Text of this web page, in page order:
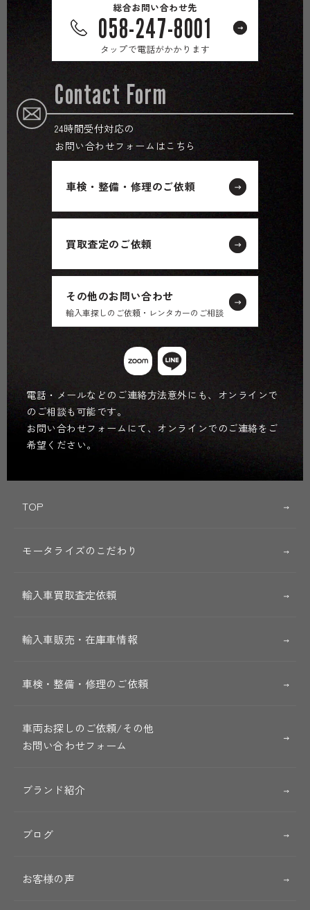
総合お問い合わせ先
058-247-8001
タップで電話がかかります
Contact Form
24時間受付対応の
お問い合わせフォームはこちら
車検・整備・修理のご依頼
買取査定のご依頼
その他のお問い合わせ
輸入車探しのご依頼・レンタカーのご相談
電話・メールなどのご連絡方法意外にも、オンラインで
のご相談も可能です。
お問い合わせフォームにて、オンラインでのご連絡をご
希望ください。
TOP
モータライズのこだわり
輸入車買取査定依頼
輸入車販売・在庫車情報
車検・整備・修理のご依頼
車両お探しのご依頼/その他
お問い合わせフォーム
ブランド紹介
ブログ
お客様の声